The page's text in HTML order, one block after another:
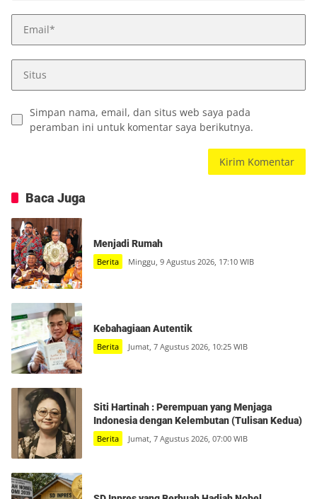
Simpan nama, email, dan situs web saya pada
peramban ini untuk komentar saya berikutnya.
Baca Juga
Menjadi Rumah
Berita Minggu, 9 Agustus 2026, 17:10 WIB
Kebahagiaan Autentik
Berita Jumat, 7 Agustus 2026, 10:25 WIB
Siti Hartinah : Perempuan yang Menjaga
Indonesia dengan Kelembutan (Tulisan Kedua)
Berita Jumat, 7 Agustus 2026, 07:00 WIB